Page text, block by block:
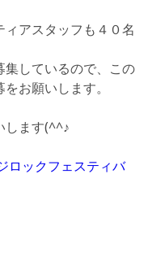
アスタッフも４０名
集しているので、この
お願いします。
します(^^♪
ロックフェスティバ